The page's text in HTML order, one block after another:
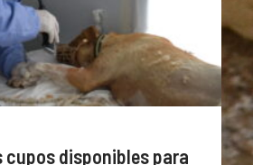
cupos disponibles para